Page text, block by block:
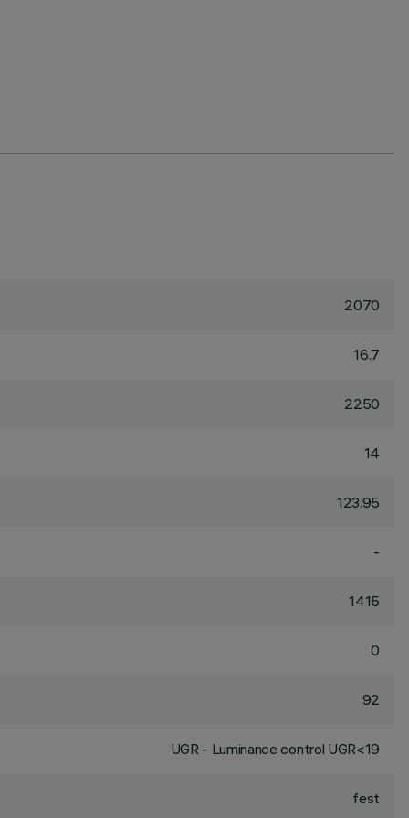
2070
16.7
2250
14
123.95
-
1415
0
92
UGR - Luminance control UGR<19
fest